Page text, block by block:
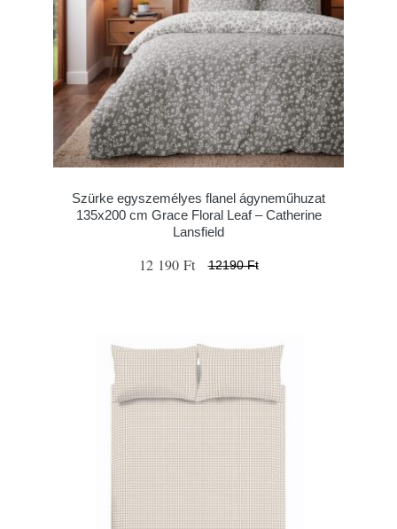
Szürke egyszemélyes flanel ágyneműhuzat
135x200 cm Grace Floral Leaf – Catherine
Lansfield
12 190 Ft 12190 Ft